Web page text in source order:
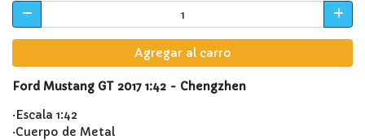
Agregar al carro
Ford Mustang GT 2017 1:42 - Chengzhen
·Escala 1:42
·Cuerpo de Metal